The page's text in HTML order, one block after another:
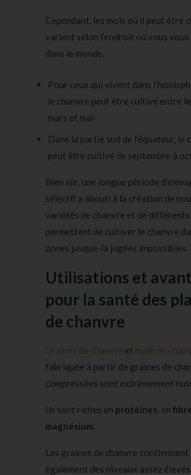
Cependant, les mois où il peut être
varient selon l’endroit où vous
dans le monde.
Pour ceux qui vivent dans
le chanvre peut être cultivé entre
mars et mai
Dans la partie sud de l’équateur, le
peut être cultivé de septembre à
Bien sûr, une longue période
sélectif a abouti à la création de
variétés de chanvre et de
permettent de cultiver le chanvre
zones jusque-là jugées impossibles.
Utilisations et
pour la santé des
de chanvre
Graines de chanvre et huile de
fabriquée à partir de graines de
compressées sont extrêmement
Ils sont riches en protéines, en
magnésium.
Les graines de chanvre contiennent
également des niveaux assez élevés